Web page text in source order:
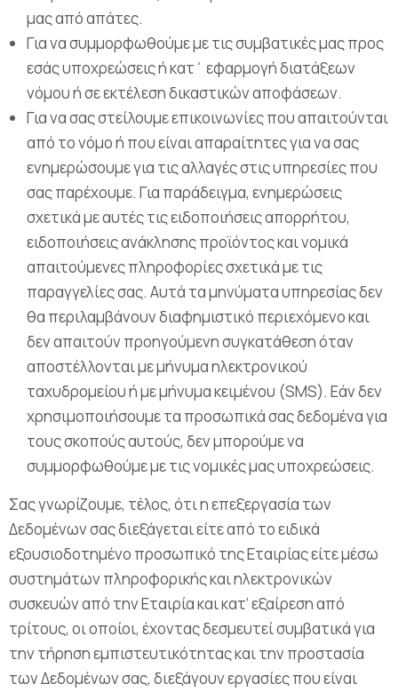
μας από απάτες.
Για να συμμορφωθούμε με τις συμβατικές μας προς
εσάς υποχρεώσεις ή κατ΄ εφαρμογή διατάξεων
νόμου ή σε εκτέλεση δικαστικών αποφάσεων.
Για να σας στείλουμε επικοινωνίες που απαιτούνται
από το νόμο ή που είναι απαραίτητες για να σας
ενημερώσουμε για τις αλλαγές στις υπηρεσίες που
σας παρέχουμε. Για παράδειγμα, ενημερώσεις
σχετικά με αυτές τις ειδοποιήσεις απορρήτου,
ειδοποιήσεις ανάκλησης προϊόντος και νομικά
απαιτούμενες πληροφορίες σχετικά με τις
παραγγελίες σας. Αυτά τα μηνύματα υπηρεσίας δεν
θα περιλαμβάνουν διαφημιστικό περιεχόμενο και
δεν απαιτούν προηγούμενη συγκατάθεση όταν
αποστέλλονται με μήνυμα ηλεκτρονικού
ταχυδρομείου ή με μήνυμα κειμένου (SMS). Εάν δεν
χρησιμοποιήσουμε τα προσωπικά σας δεδομένα για
τους σκοπούς αυτούς, δεν μπορούμε να
συμμορφωθούμε με τις νομικές μας υποχρεώσεις.
Σας γνωρίζουμε, τέλος, ότι η επεξεργασία των
Δεδομένων σας διεξάγεται είτε από το ειδικά
εξουσιοδοτημένο προσωπικό της Εταιρίας είτε μέσω
συστημάτων πληροφορικής και ηλεκτρονικών
συσκευών από την Εταιρία και κατ’ εξαίρεση από
τρίτους, οι οποίοι, έχοντας δεσμευτεί συμβατικά για
την τήρηση εμπιστευτικότητας και την προστασία
των Δεδομένων σας, διεξάγουν εργασίες που είναι